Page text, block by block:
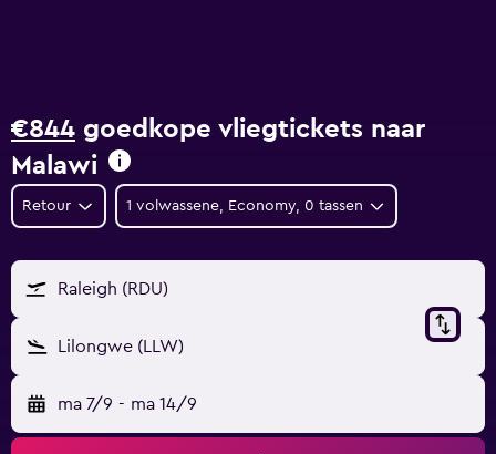
€844 goedkope vliegtickets naar
Malawi
Retour 1 volwassene, Economy, 0 tassen
Raleigh (RDU)
Lilongwe (LLW)
ma 7/9 - ma 14/9